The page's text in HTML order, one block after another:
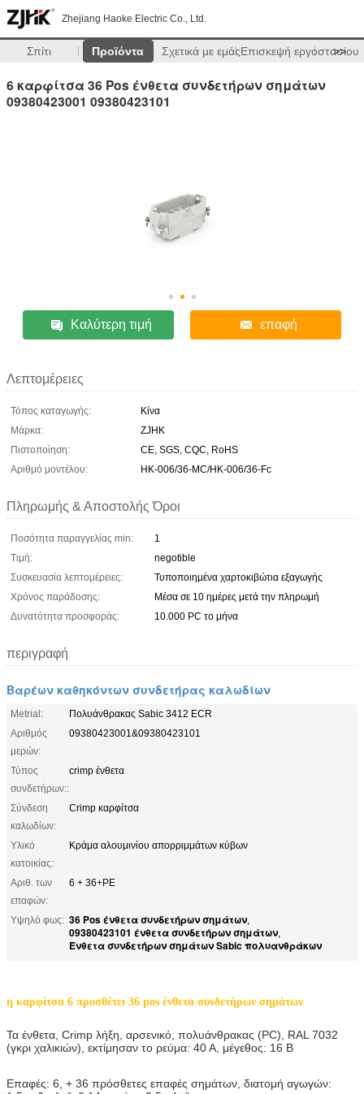
Zhejiang Haoke Electric Co., Ltd.
Σπίτι Προϊόντα Σχετικά με εμάςΕπισκεψή εργοστασίου
>>
6 καρφίτσα 36 Pos ένθετα συνδετήρων σημάτων
09380423001 09380423101
Καλύτερη τιμή επαφή
Λεπτομέρειες
Τόπος καταγωγής:
Κίνα
Μάρκα:
ZJHK
Πιστοποίηση:
CE, SGS, CQC, RoHS
Αριθμό μοντέλου:
HK-006/36-MC/HK-006/36-Fc
Πληρωμής & Αποστολής Όροι
Ποσότητα παραγγελίας min:
1
Τιμή:
negotible
Συσκευασία λεπτομέρειες:
Τυποποιημένα χαρτοκιβώτια εξαγωγής
Χρόνος παράδοσης:
Μέσα σε 10 ημέρες μετά την πληρωμή
Δυνατότητα προσφοράς:
10.000 PC το μήνα
περιγραφή
Βαρέων καθηκόντων συνδετήρας καλωδίων
Metrial:
Πολυάνθρακας Sabic 3412 ECR
Αριθμός
μερών:
09380423001&09380423101
Τύπος
συνδετήρων::
crimp ένθετα
Σύνδεση
καλωδίων:
Crimp καρφίτσα
Υλικό
κατοικίας:
Κράμα αλουμινίου απορριμμάτων κύβων
Αριθ. των
επαφών:
6 + 36+PE
Υψηλό φως: 36 Pos ένθετα συνδετήρων σημάτων,
09380423101 ένθετα συνδετήρων σημάτων,
Ένθετα συνδετήρων σημάτων Sabic πολυανθράκων
η καρφίτσα 6 προσθέτει 36 pos ένθετα συνδετήρων σημάτων
Τα ένθετα, Crimp λήξη, αρσενικό, πολυάνθρακας (PC), RAL 7032
(γκρι χαλικιών), εκτίμησαν το ρεύμα: 40 Α, μέγεθος: 16 Β
Επαφές: 6, + 36 πρόσθετες επαφές σημάτων, διατομή αγωγών: